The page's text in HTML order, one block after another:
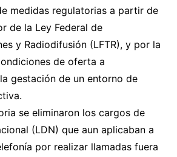
medidas regulatorias a partir de
de la Ley Federal de
y Radiodifusión (LFTR), y por la
de oferta a
gestación de un entorno de
se eliminaron los cargos de
(LDN) que aun aplicaban a
por realizar llamadas fuera